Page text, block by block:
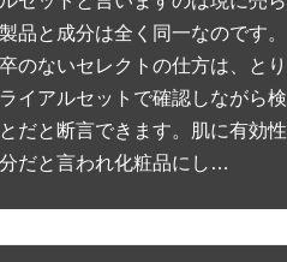
品と成分は全く同一なのです。
のないセレクトの仕方は、とり
イアルセットで確認しながら検
だと断言できます。肌に有効性
だと言われ化粧品にし…